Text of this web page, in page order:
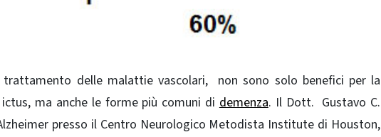
delle malattie vascolari, non sono solo benefici per la
ma anche le forme più comuni didemenza. Il Dott. Gustavo C.
presso il Centro Neurologico Metodista Institute di Houston,